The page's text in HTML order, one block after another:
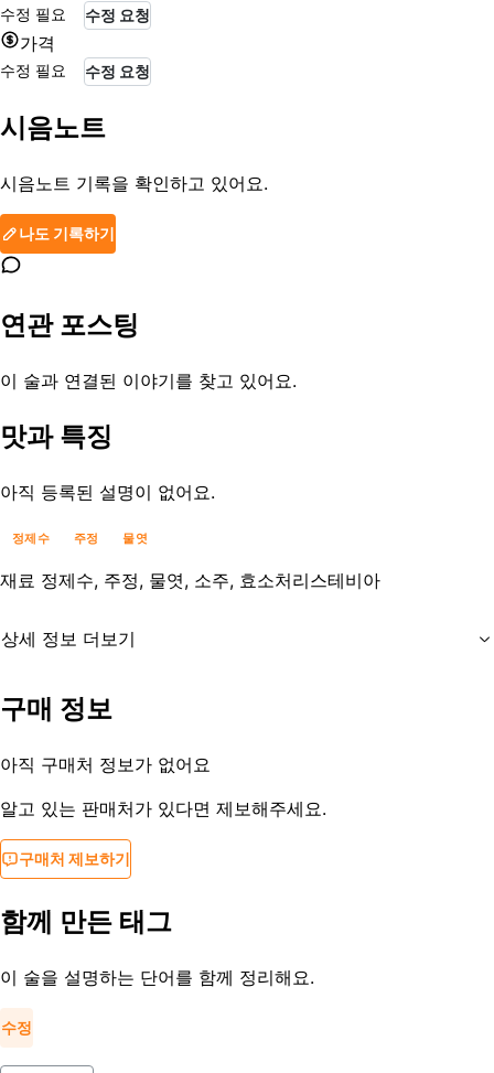
수정 필요 수정 요청
가격
수정 필요 수정 요청
시음노트
시음노트 기록을 확인하고 있어요.
나도 기록하기
연관 포스팅
이 술과 연결된 이야기를 찾고 있어요.
맛과 특징
아직 등록된 설명이 없어요.
정제수 주정 물엿
재료 정제수, 주정, 물엿, 소주, 효소처리스테비아
상세 정보 더보기
등록일
구매 정보
아직 구매처 정보가 없어요
알고 있는 판매처가 있다면 제보해주세요.
구매처 제보하기
함께 만든 태그
이 술을 설명하는 단어를 함께 정리해요.
수정